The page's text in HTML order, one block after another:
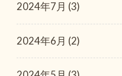
2024年7月 (3)
2024年6月 (2)